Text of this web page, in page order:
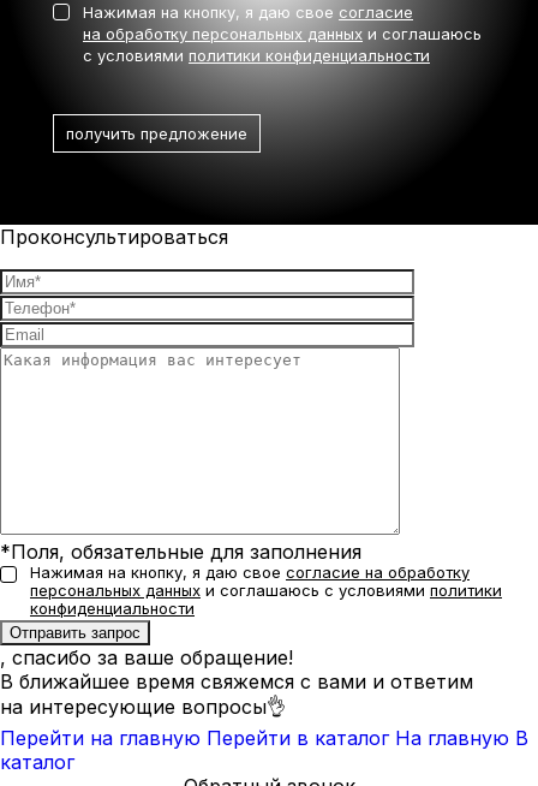
Нажимая на кнопку, я даю свое согласие
на обработку персональных данных и соглашаюсь
с условиями политики конфиденциальности
Проконсультироваться
*Поля, обязательные для заполнения
Нажимая на кнопку, я даю свое согласие на обработку
персональных данных и соглашаюсь с условиями политики
конфиденциальности
, спасибо за ваше обращение!
В ближайшее время свяжемся с вами и ответим
на интересующие вопросы👌
Перейти на главную Перейти в каталог На главную В
каталог